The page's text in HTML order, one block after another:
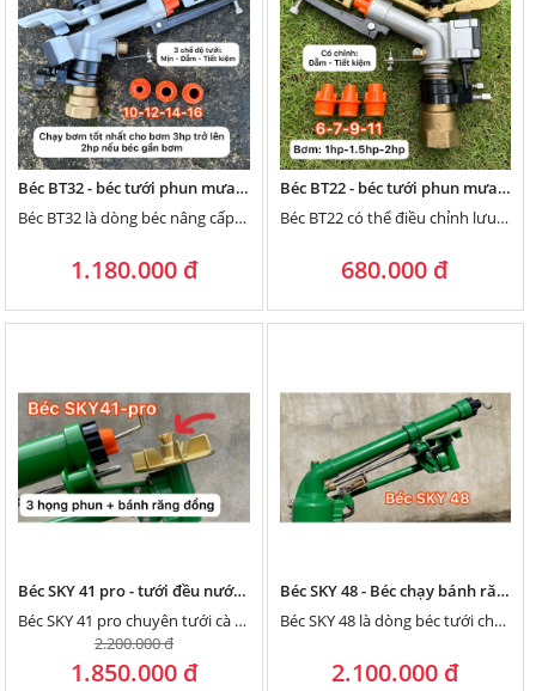
Béc BT32 - béc tưới phun mưa cổ ren 42 có thể điều chỉnh lưu lượng nước với họng phun bằng đồng
Béc BT32 là dòng béc nâng cấp từ béc AX32 chạy bơm từ 2hp trở lên.
1.180.000 đ
Béc BT22 - béc tưới phun mưa 2 tia gắn ống 34 chạy bơm từ 750w
Béc BT22 có thể điều chỉnh lưu lượng nước để phù hợp bơm to, bơm nhỏ, bơm xa bơm gần...
680.000 đ
Béc SKY 41 pro - tưới đều nước đẫm với 3 họng phun và bánh răng đồng
Béc SKY 41 pro chuyên tưới cà phê, hồ tiêu, chè, dâu, cỏ voi, bán kính tưới lớn 41m
2.200.000 đ
1.850.000 đ
Béc SKY 48 - Béc chạy bánh răng bán kính 43 mét chuyên tưới cà phê, hồ tiêu
Béc SKY 48 là dòng béc tưới chạy bánh răng, quay bằng nhông nên rất êm ái, chuyên tưới phun...
2.100.000 đ